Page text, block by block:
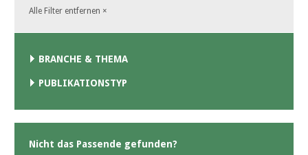
Alle Filter entfernen ×
BRANCHE & THEMA
PUBLIKATIONSTYP
Nicht das Passende gefunden?